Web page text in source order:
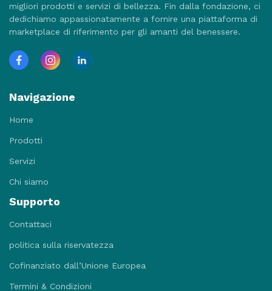
migliori prodotti e servizi di bellezza. Fin dalla fondazione, ci
dedichiamo appassionatamente a fornire una piattaforma di
marketplace di riferimento per gli amanti del benessere.
Navigazione
Home
Prodotti
Servizi
Chi siamo
Supporto
Contattaci
politica sulla riservatezza
Cofinanziato dall’Unione Europea
Termini & Condizioni